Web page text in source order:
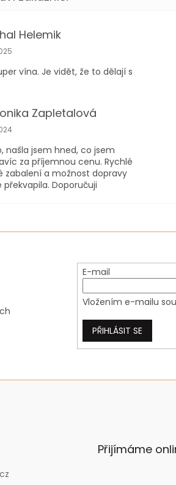
Helemik
obchodu je 5 z 5 hvězdiček.
vína. Je vidět, že to dělají s
Zapletalová
obchodu je 5 z 5 hvězdiček.
našla jsem hned, co jsem
za příjemnou cenu. Rychlé
zabalení a možnost dopravy
Doporučuji
E-mail
Vložením e-mailu
PŘIHLÁSIT SE
Přijímáme